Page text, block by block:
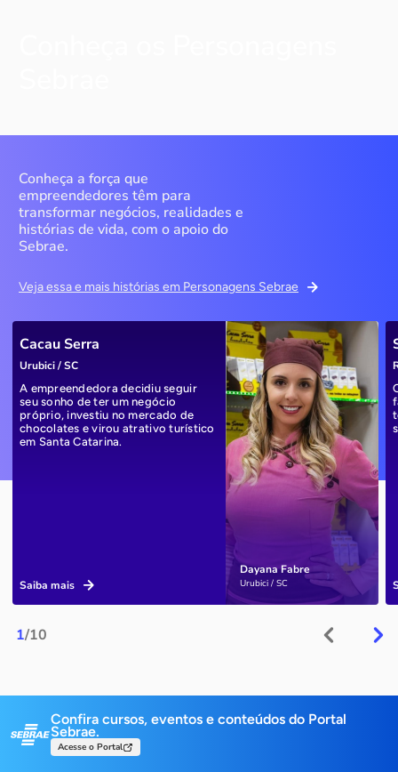
Conheça a força que
empreendedores têm para
transformar negócios, realidades e
histórias de vida, com o apoio do
Sebrae.
Veja essa e mais histórias em Personagens Sebrae
1/10
Dayana Fabre
Urubici / SC
Cacau Serra
Urubici / SC
A empreendedora decidiu seguir
seu sonho de ter um negócio
próprio, investiu no mercado de
chocolates e virou atrativo turístico
em Santa Catarina.
Saiba mais
Confira cursos, eventos e conteúdos do Portal
Sebrae.
Acesse o Portal